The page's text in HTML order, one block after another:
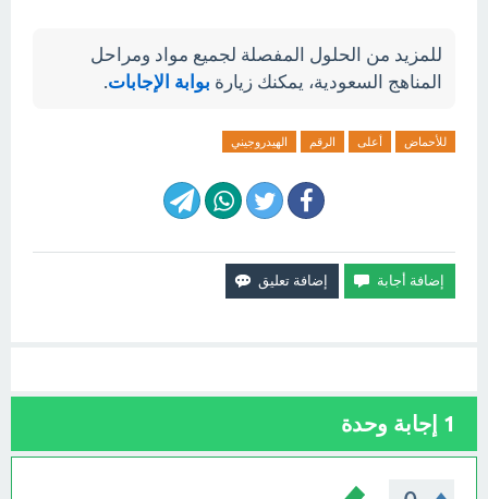
للمزيد من الحلول المفصلة لجميع مواد ومراحل
المناهج السعودية، يمكنك زيارة بوابة الإجابات.
للأحماض أعلى الرقم الهيدروجيني
1 إجابة وحدة